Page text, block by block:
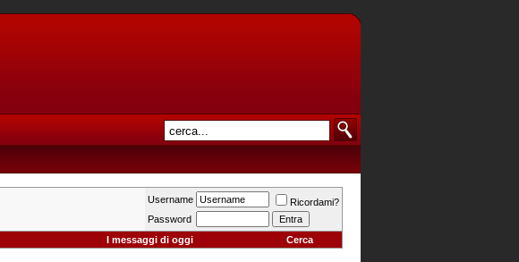
Username
Ricordami?
Password
I messaggi di oggi Cerca